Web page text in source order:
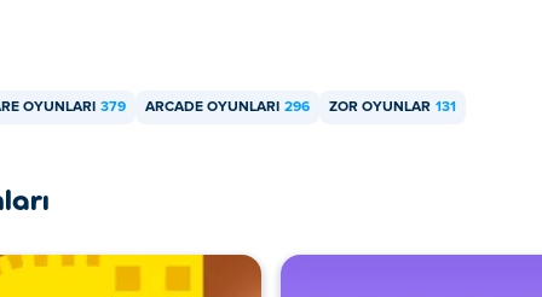
arcade oyunlarını şu adreste oynayın:
OYUNLARI 379 ARCADE OYUNLARI 296 ZOR OYUNLAR 131